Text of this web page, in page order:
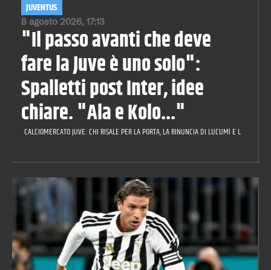
8 agosto 2026, 17:13
JUVENTUS
"Il passo avanti che deve
fare la Juve è uno solo":
Spalletti post Inter, idee
chiare. "Ala e Kolo..."
CALCIOMERCATO JUVE: CHI RISALE PER LA PORTA, LA RINUNCIA DI LUCUMÌ E LA